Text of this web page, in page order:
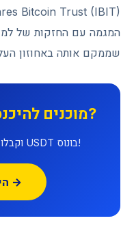
שממקם אותה באחוזון
מוכנים להיכנס לעולם הקריפטו?
הירשמו ל-MEXC וקבלו עד 8,000 USDT בונוס!
הירשמו עכשיו →